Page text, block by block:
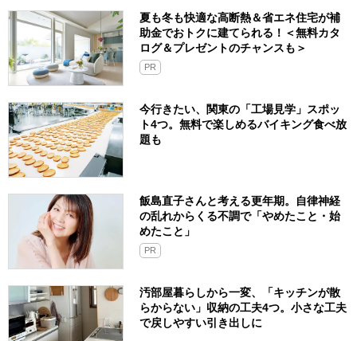
夏も冬も快適な高断熱＆省エネ住宅が補
助金でおトクに建てられる！＜無料カタ
ログ＆プレゼントのチャンスも＞
PR
今行きたい、関東の「工場見学」スポッ
ト4つ。無料で楽しめるバイキング食べ放
題も
飯島直子さんと考える更年期。自律神経
の乱れからくる不調で「やめたこと・始
めたこと」
PR
汚部屋暮らしから一変、「キッチンが散
らからない」収納の工夫4つ。小さな工夫
で戻しやすい引き出しに